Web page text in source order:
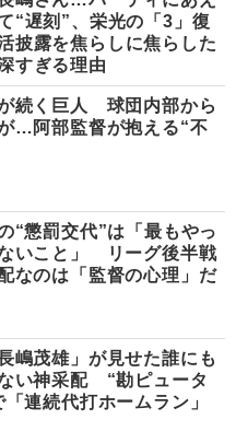
“遅刻”、栄光の「3」復
披露を焦らしに焦らした
すぎる理由
続く巨人 球団内部から
…阿部監督が抱える“不
“懲罰交代”は「最もやっ
いこと」 リーグ後半戦
なのは「監督の心理」だ
嶋茂雄」が見せた誰にも
い神采配 “勘ピュータ
「連続代打ホームラン」